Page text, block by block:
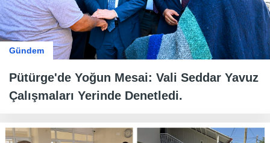
Gündem
Pütürge'de Yoğun Mesai: Vali Seddar Yavuz
Çalışmaları Yerinde Denetledi.